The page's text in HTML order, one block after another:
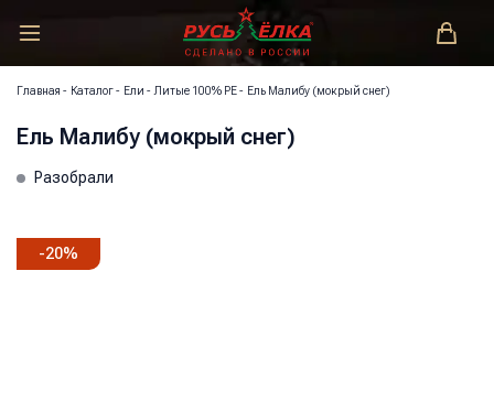
РУСЬ-ЁЛКА – ЗАКОНОДАТЕЛЬ МОДЫ!
Главная - Каталог- Ели - Литые 100% РЕ- Ель Малибу (мокрый снег)
Ель Малибу (мокрый снег)
Разобрали
-20%